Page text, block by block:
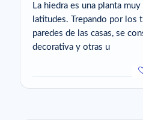
La hiedra es una planta
latitudes. Trepando por los
paredes de las casas, se
decorativa y otras u